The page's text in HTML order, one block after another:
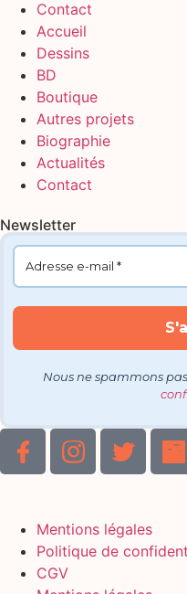
Contact
Accueil
Dessins
BD
Boutique
Autres projets
Biographie
Actualités
Contact
Newsletter
Nous ne spammons
Mentions légales
Politique de
CGV